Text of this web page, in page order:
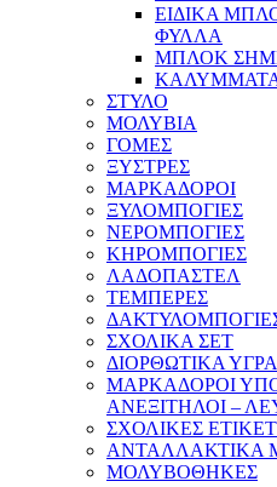
ΕΙΔΙΚΑ
ΦΥΛΛΑ
ΜΠΛΟΚ
ΚΑΛΥΜΜΑΤΑ
ΣΤΥΛΟ
ΜΟΛΥΒΙΑ
ΓΟΜΕΣ
ΞΥΣΤΡΕΣ
ΜΑΡΚΑΔΟΡΟΙ
ΞΥΛΟΜΠΟΓΙΕΣ
ΝΕΡΟΜΠΟΓΙΕΣ
ΚΗΡΟΜΠΟΓΙΕΣ
ΛΑΔΟΠΑΣΤΕΛ
ΤΕΜΠΕΡΕΣ
ΣΧΟΛΙΚΑ ΣΕΤ
ΔΙΟΡΘΩΤΙΚΑ
ΜΑΡΚΑΔΟΡΟΙ
ΑΝΕΞΙΤΗΛΟΙ –
ΣΧΟΛΙΚΕΣ
ΑΝΤΑΛΛΑΚΤΙΚΑ
ΜΟΛΥΒΟΘΗΚΕΣ